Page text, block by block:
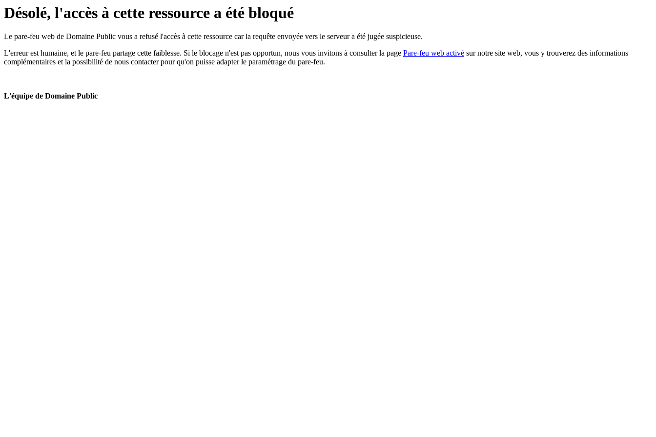
Désolé, l'accès à cette ressource a été bloqué
Le pare-feu web de Domaine Public vous a refusé l'accès à cette ressource car la requête envoyée vers le serveur a été jugée suspicieuse.
L'erreur est humaine, et le pare-feu partage cette faiblesse. Si le blocage n'est pas opportun, nous vous invitons à consulter la page Pare-feu web activé sur notre site web, vous y trouverez des informations
complémentaires et la possibilité de nous contacter pour qu'on puisse adapter le paramétrage du pare-feu.
L'équipe de Domaine Public